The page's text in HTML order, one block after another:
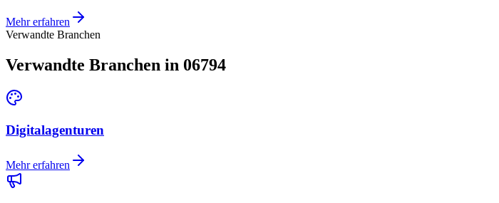
Mehr erfahren
Verwandte Branchen
Verwandte Branchen in 06794
Digitalagenturen
Mehr erfahren